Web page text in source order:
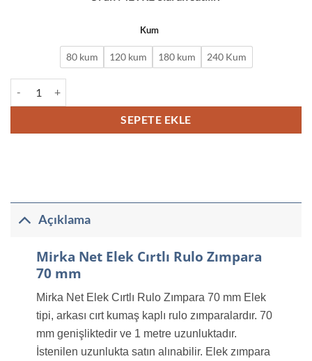
Kum
80 kum 120 kum 180 kum 240 Kum
SEPETE EKLE
Açıklama
Mirka Net Elek Cırtlı Rulo Zımpara
70 mm
Mirka Net Elek Cırtlı Rulo Zımpara 70 mm Elek
tipi, arkası cırt kumaş kaplı rulo zımparalardır. 70
mm genişliktedir ve 1 metre uzunluktadır.
İstenilen uzunlukta satın alınabilir. Elek zımpara